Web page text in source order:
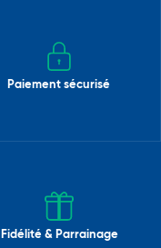
Paiement sécurisé
Fidélité & Parrainage